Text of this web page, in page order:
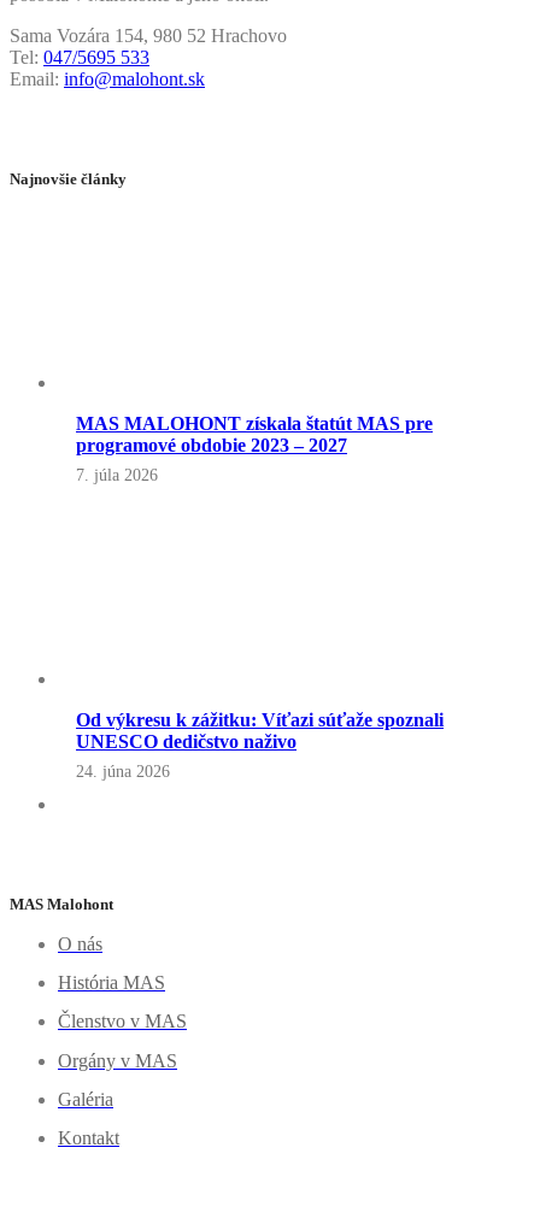
Sama Vozára 154, 980 52 Hrachovo
Tel: 047/5695 533
Email: info@malohont.sk
Najnovšie články
MAS MALOHONT získala štatút MAS pre
programové obdobie 2023 – 2027
7. júla 2026
Od výkresu k zážitku: Víťazi súťaže spoznali
UNESCO dedičstvo naživo
24. júna 2026
MAS Malohont
O nás
História MAS
Členstvo v MAS
Orgány v MAS
Galéria
Kontakt